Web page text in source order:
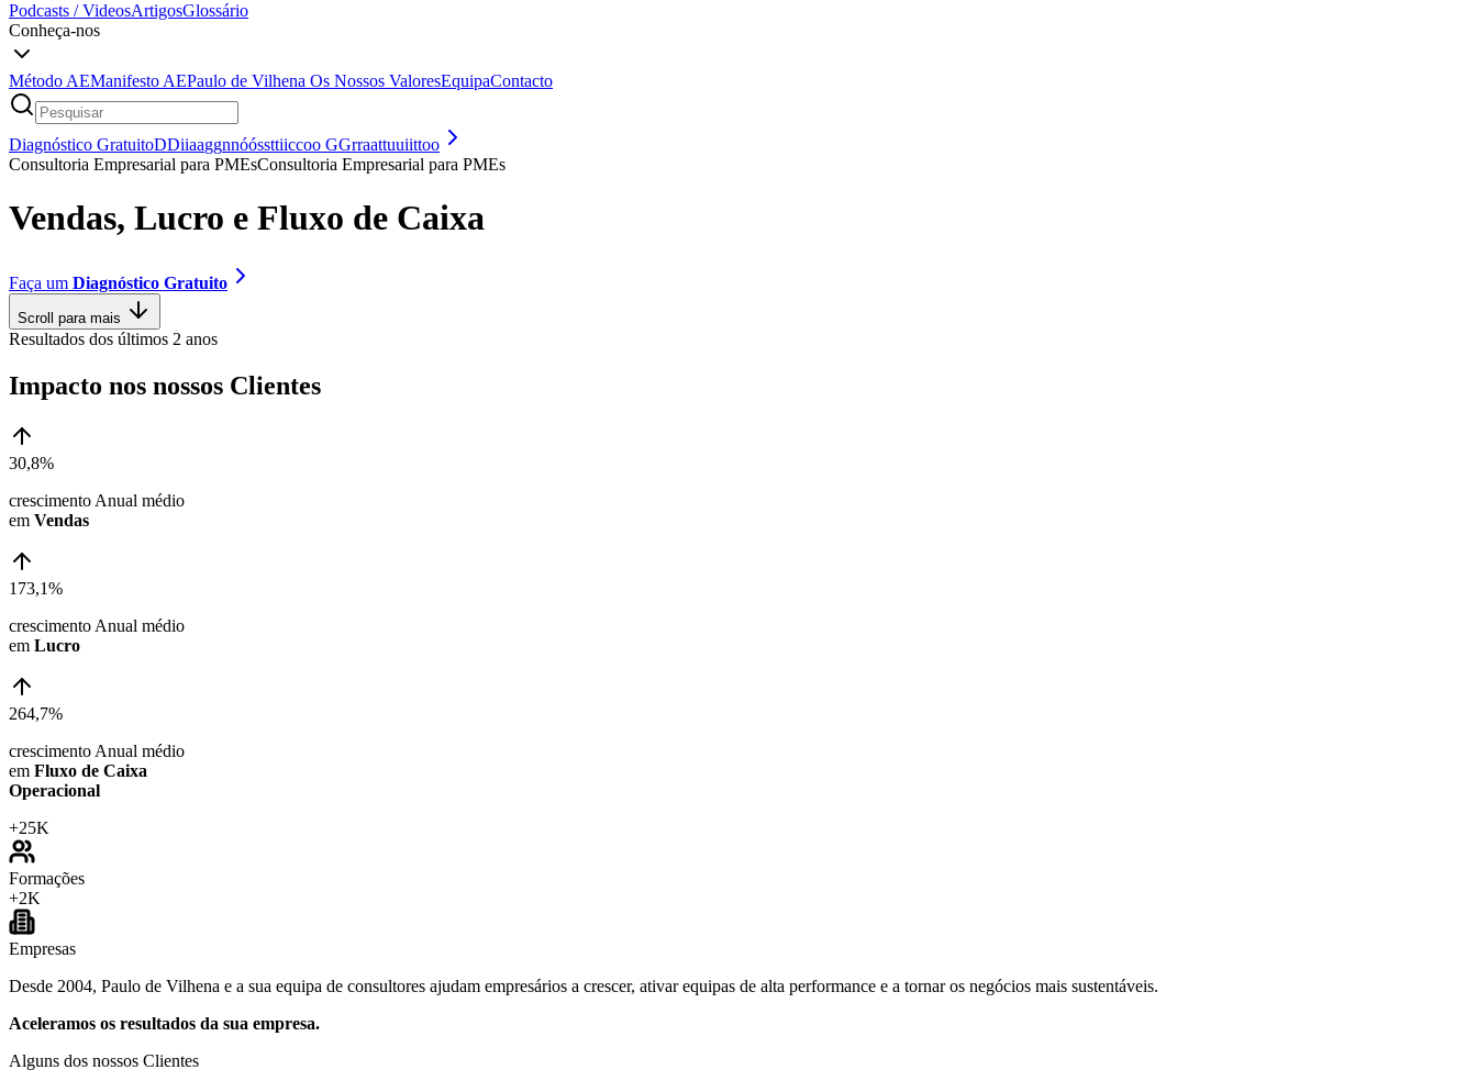
Podcasts / VideosArtigosGlossário
Conheça-nos
Método AEManifesto AEPaulo de Vilhena Os Nossos ValoresEquipaContacto
Diagnóstico GratuitoDDiiaaggnnóóssttiiccoo GGrraattuuiittoo
Consultoria Empresarial para PMEsConsultoria Empresarial para PMEs
Vendas, Lucro e Fluxo de Caixa
Faça um Diagnóstico Gratuito
Scroll para mais
Resultados dos últimos 2 anos
Impacto nos nossos Clientes
30,8%
crescimento Anual médio
em Vendas
173,1%
crescimento Anual médio
em Lucro
264,7%
crescimento Anual médio
em Fluxo de Caixa
Operacional
+25K
Formações
+2K
Empresas
Desde 2004, Paulo de Vilhena e a sua equipa de consultores ajudam empresários a crescer, ativar equipas de alta performance e a tornar os negócios mais sustentáveis.
Aceleramos os resultados da sua empresa.
Alguns dos nossos Clientes